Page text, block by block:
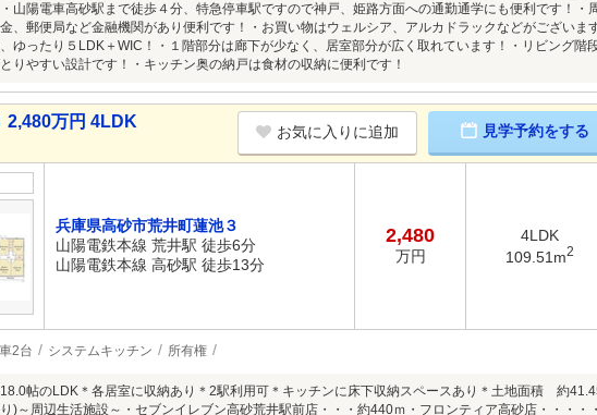
山陽電車高砂駅まで徒歩４分、特急停車駅ですので神戸、姫路方面への通勤通学にも便利です！・
、郵便局など金融機関があり便利です！・お買い物はウェルシア、アルカドラックなどがございま
ゆったり５LDK＋WIC！・１階部分は廊下が少なく、居室部分が広く取れています！・リビング階
りやすい設計です！・キッチン奥の納戸は食材の収納に便利です！
2,480万円 4LDK
お気に入りに追加 見学予約をする
兵庫県高砂市荒井町蓮池３
山陽電鉄本線 荒井駅 徒歩6分
山陽電鉄本線 高砂駅 徒歩13分
2,480
万円
4LDK
109.51m2
2台 システムキッチン 所有権
18.0帖のLDK＊各居室に収納あり＊2駅利用可＊キッチンに床下収納スペースあり＊土地面積 約
)～周辺生活施設～・セブンイレブン高砂荒井駅前店・・・約440ｍ・フロンティア高砂店・・・・